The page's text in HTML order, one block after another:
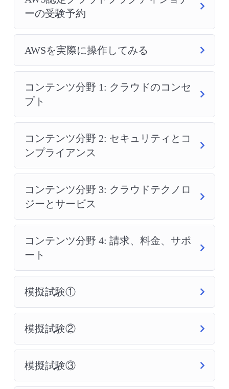
ーの受験予約
AWSを実際に操作してみる
コンテンツ分野 1: クラウドのコンセ
プト
コンテンツ分野 2: セキュリティとコ
ンプライアンス
コンテンツ分野 3: クラウドテクノロ
ジーとサービス
コンテンツ分野 4: 請求、料金、サポ
ート
模擬試験①
模擬試験②
模擬試験③